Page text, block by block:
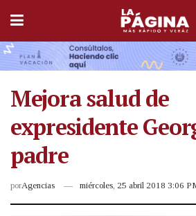
Mejora salud de
expresidente
padre
porAgencias miércoles, 25 abril 2018 3:06